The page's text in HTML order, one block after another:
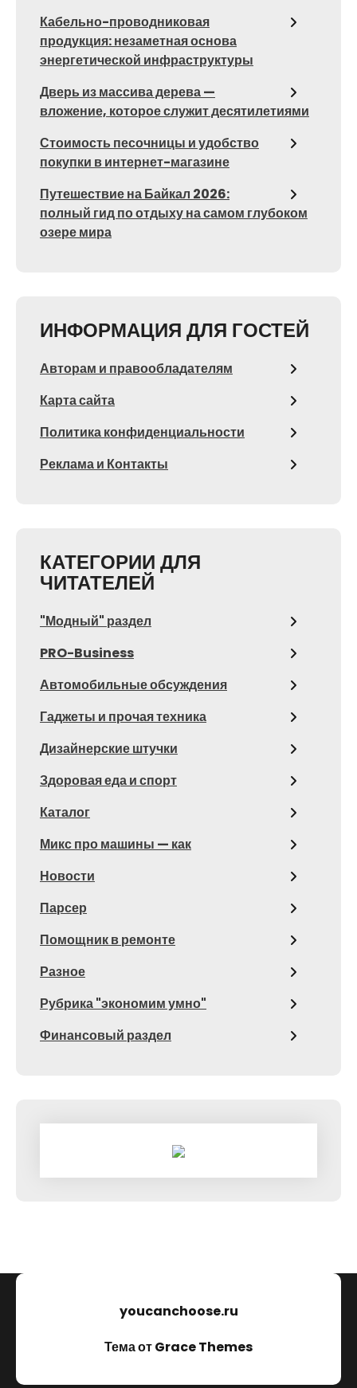
Кабельно-проводниковая
продукция: незаметная основа
энергетической инфраструктуры
Дверь из массива дерева —
вложение, которое служит десятилетиями
Стоимость песочницы и удобство
покупки в интернет-магазине
Путешествие на Байкал 2026:
полный гид по отдыху на самом глубоком
озере мира
ИНФОРМАЦИЯ ДЛЯ ГОСТЕЙ
Авторам и правообладателям
Карта сайта
Политика конфиденциальности
Реклама и Контакты
КАТЕГОРИИ ДЛЯ
ЧИТАТЕЛЕЙ
"Модный" раздел
PRO-Business
Автомобильные обсуждения
Гаджеты и прочая техника
Дизайнерские штучки
Здоровая еда и спорт
Каталог
Микс про машины — как
Новости
Парсер
Помощник в ремонте
Разное
Рубрика "экономим умно"
Финансовый раздел
youcanchoose.ru
Тема от Grace Themes